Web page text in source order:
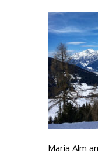
Maria Alm